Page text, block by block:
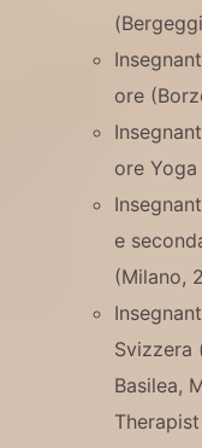
ore
ore
e
(Milano,
Svizzera
Basilea,